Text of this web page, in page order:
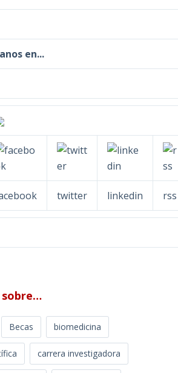
en...
twitter linkedin rss
sobre…
Becas biomedicina
carrera investigadora